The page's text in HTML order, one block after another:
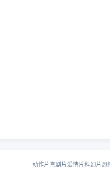
动作片喜剧片爱情片科幻片恐